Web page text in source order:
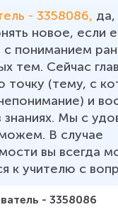
- 3358086, да,
новое, если
пониманием
тем. Сейчас
точку (тему, с
и
Мы с
В случае
вы всегда
к учителю с
- 3358086